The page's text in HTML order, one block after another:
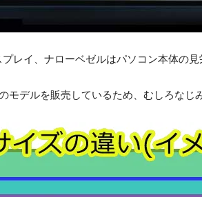
レイ、ナローベゼルはパソコン本体の
モデルを販売しているため、むしろなじ